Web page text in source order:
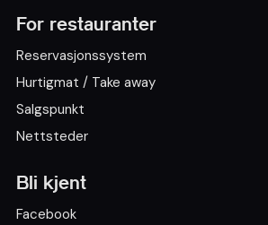
For restauranter
Reservasjonssystem
Hurtigmat / Take away
Salgspunkt
Nettsteder
Bli kjent
Facebook